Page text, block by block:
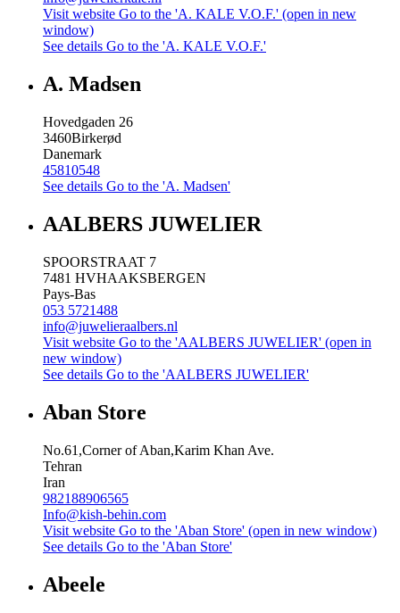
Visit website Go to the 'A. KALE V.O.F.' (open in new
window)
See details Go to the 'A. KALE V.O.F.'
A. Madsen
Hovedgaden 26
3460Birkerød
Danemark
45810548
See details Go to the 'A. Madsen'
AALBERS JUWELIER
SPOORSTRAAT 7
7481 HVHAAKSBERGEN
Pays-Bas
053 5721488
info@juwelieraalbers.nl
Visit website Go to the 'AALBERS JUWELIER' (open in
new window)
See details Go to the 'AALBERS JUWELIER'
Aban Store
No.61,Corner of Aban,Karim Khan Ave.
Tehran
Iran
982188906565
Info@kish-behin.com
Visit website Go to the 'Aban Store' (open in new window)
See details Go to the 'Aban Store'
Abeele